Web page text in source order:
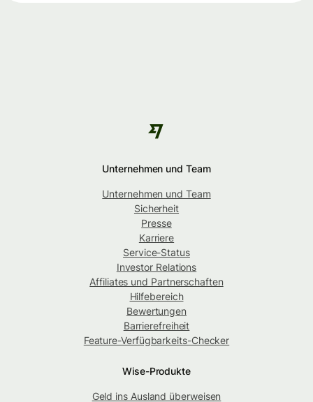
Unternehmen und Team
Unternehmen und Team
Sicherheit
Presse
Karriere
Service-Status
Investor Relations
Affiliates und Partnerschaften
Hilfebereich
Bewertungen
Barrierefreiheit
Feature-Verfügbarkeits-Checker
Wise-Produkte
Geld ins Ausland überweisen